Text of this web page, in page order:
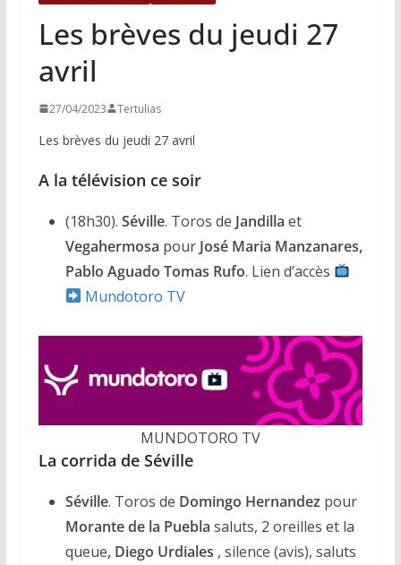
Les brèves du jeudi 27
avril
27/04/2023 Tertulias
Les brèves du jeudi 27 avril
A la télévision ce soir
(18h30). Séville. Toros de Jandilla et
Vegahermosa pour José Maria Manzanares,
Pablo Aguado Tomas Rufo. Lien d’accès
Mundotoro TV
MUNDOTORO TV
La corrida de Séville
Séville. Toros de Domingo Hernandez pour
Morante de la Puebla saluts, 2 oreilles et la
queue, Diego Urdiales , silence (avis), saluts